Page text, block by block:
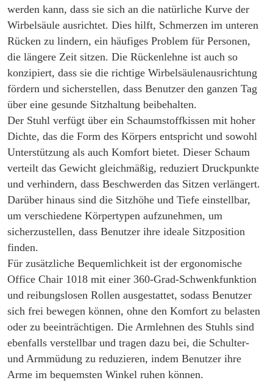
werden kann, dass sie sich an die natürliche Kurve der
Wirbelsäule ausrichtet. Dies hilft, Schmerzen im unteren
Rücken zu lindern, ein häufiges Problem für Personen,
die längere Zeit sitzen. Die Rückenlehne ist auch so
konzipiert, dass sie die richtige Wirbelsäulenausrichtung
fördern und sicherstellen, dass Benutzer den ganzen Tag
über eine gesunde Sitzhaltung beibehalten.
Der Stuhl verfügt über ein Schaumstoffkissen mit hoher
Dichte, das die Form des Körpers entspricht und sowohl
Unterstützung als auch Komfort bietet. Dieser Schaum
verteilt das Gewicht gleichmäßig, reduziert Druckpunkte
und verhindern, dass Beschwerden das Sitzen verlängert.
Darüber hinaus sind die Sitzhöhe und Tiefe einstellbar,
um verschiedene Körpertypen aufzunehmen, um
sicherzustellen, dass Benutzer ihre ideale Sitzposition
finden.
Für zusätzliche Bequemlichkeit ist der ergonomische
Office Chair 1018 mit einer 360-Grad-Schwenkfunktion
und reibungslosen Rollen ausgestattet, sodass Benutzer
sich frei bewegen können, ohne den Komfort zu belasten
oder zu beeinträchtigen. Die Armlehnen des Stuhls sind
ebenfalls verstellbar und tragen dazu bei, die Schulter-
und Armmüdung zu reduzieren, indem Benutzer ihre
Arme im bequemsten Winkel ruhen können.